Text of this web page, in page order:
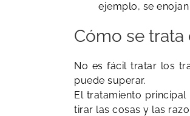
ejemplo, se
Cómo se
No es fácil tratar los
puede superar.
El tratamiento
tirar las cosas y las